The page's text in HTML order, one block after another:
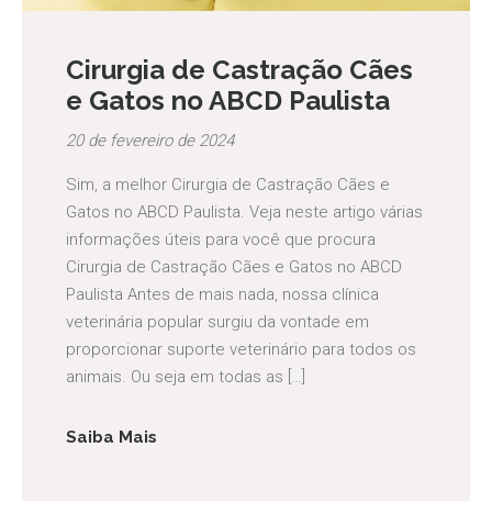
Cirurgia de Castração Cães
e Gatos no ABCD Paulista
20 de fevereiro de 2024
Sim, a melhor Cirurgia de Castração Cães e
Gatos no ABCD Paulista. Veja neste artigo várias
informações úteis para você que procura
Cirurgia de Castração Cães e Gatos no ABCD
Paulista Antes de mais nada, nossa clínica
veterinária popular surgiu da vontade em
proporcionar suporte veterinário para todos os
animais. Ou seja em todas as […]
Saiba Mais